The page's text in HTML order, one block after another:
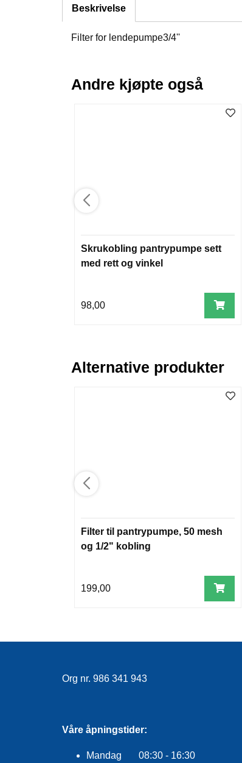
Beskrivelse
Filter for lendepumpe3/4''
Andre kjøpte også
Skrukobling pantrypumpe sett
med rett og vinkel
98,00
Alternative produkter
Filter til pantrypumpe, 50 mesh
og 1/2" kobling
199,00
Org nr. 986 341 943
Våre åpningstider:
Mandag 08:30 - 16:30